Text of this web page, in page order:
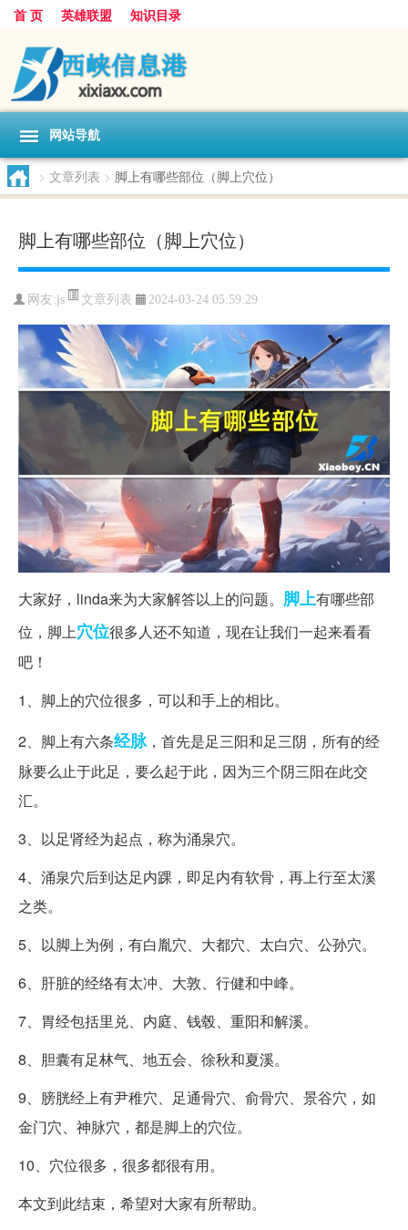
首 页 英雄联盟 知识目录
网站导航
> 文章列表 > 脚上有哪些部位（脚上穴位）
脚上有哪些部位（脚上穴位）
网友:js 文章列表 2024-03-24 05:59:29
大家好，linda来为大家解答以上的问题。 脚上有哪些部
位，脚上穴位很多人还不知道，现在让我们一起来看看
吧！
1、脚上的穴位很多，可以和手上的相比。
2、脚上有六条经脉，首先是足三阳和足三阴，所有的经
脉要么止于此足，要么起于此，因为三个阴三阳在此交
汇。
3、以足肾经为起点，称为涌泉穴。
4、涌泉穴后到达足内踝，即足内有软骨，再上行至太溪
之类。
5、以脚上为例，有白胤穴、大都穴、太白穴、公孙穴。
6、肝脏的经络有太冲、大敦、行健和中峰。
7、胃经包括里兑、内庭、钱毂、重阳和解溪。
8、胆囊有足林气、地五会、徐秋和夏溪。
9、膀胱经上有尹稚穴、足通骨穴、俞骨穴、景谷穴，如
金门穴、神脉穴，都是脚上的穴位。
10、穴位很多，很多都很有用。
本文到此结束，希望对大家有所帮助。